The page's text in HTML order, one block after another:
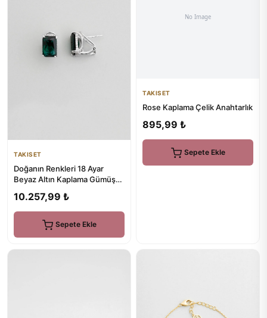
TAKISET
Doğanın Renkleri 18 Ayar
Beyaz Altın Kaplama Gümüş
10.257,99 ₺
Sepete Ekle
TAKISET
Rose Kaplama Çelik Anahtarlık
895,99 ₺
Sepete Ekle